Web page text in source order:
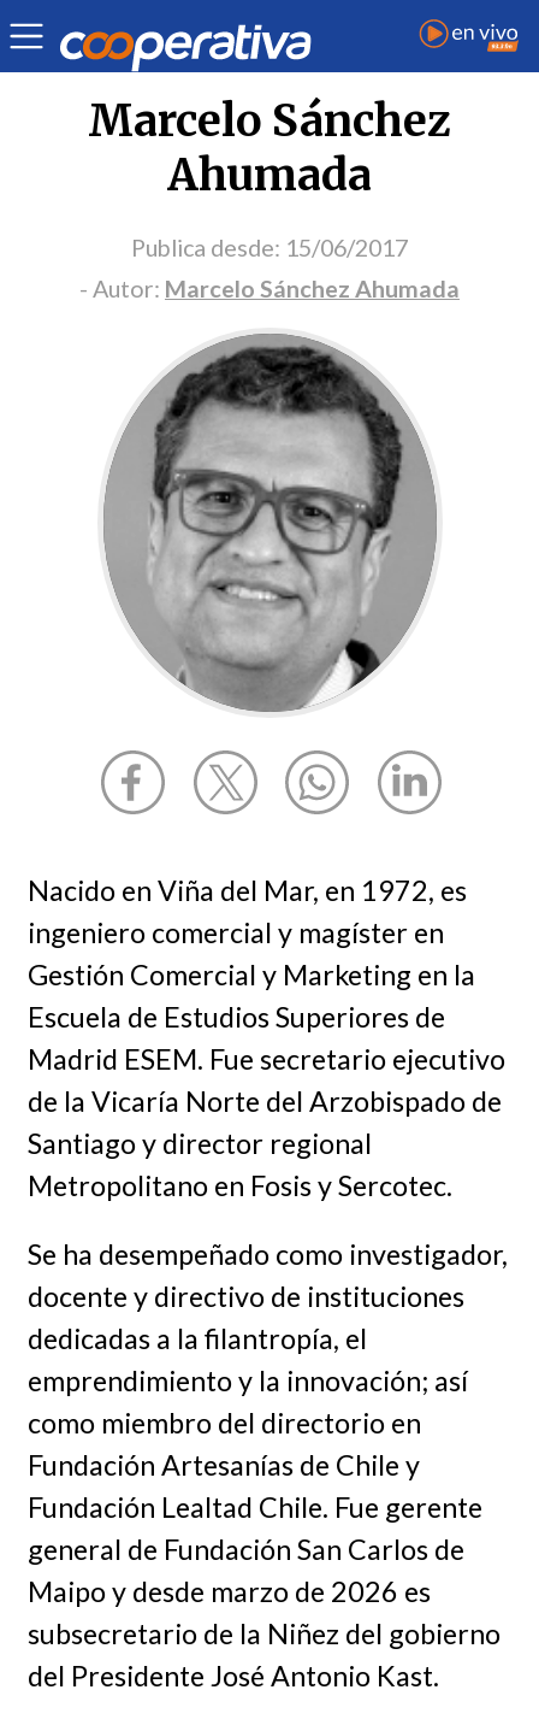
Portada Opinión
Marcelo Sánchez
Ahumada
Publica desde: 15/06/2017
- Autor: Marcelo Sánchez Ahumada
Nacido en Viña del Mar, en 1972, es
ingeniero comercial y magíster en
Gestión Comercial y Marketing en la
Escuela de Estudios Superiores de
Madrid ESEM. Fue secretario ejecutivo
de la Vicaría Norte del Arzobispado de
Santiago y director regional
Metropolitano en Fosis y Sercotec.
Se ha desempeñado como investigador,
docente y directivo de instituciones
dedicadas a la filantropía, el
emprendimiento y la innovación; así
como miembro del directorio en
Fundación Artesanías de Chile y
Fundación Lealtad Chile. Fue gerente
general de Fundación San Carlos de
Maipo y desde marzo de 2026 es
subsecretario de la Niñez del gobierno
del Presidente José Antonio Kast.